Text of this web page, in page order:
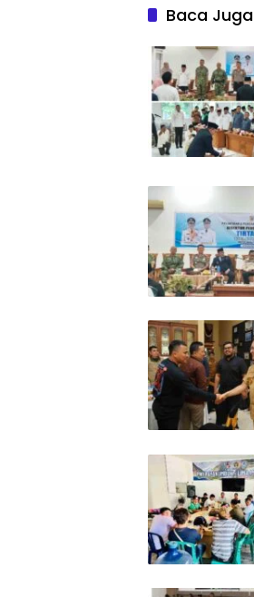
Baca Juga